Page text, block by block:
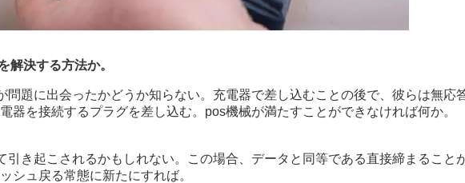
解決する方法か。
題に出会ったかどうか知らない。充電器で差し込むことの後で、彼らは無応
器を接続するプラグを差し込む。pos機械が満たすことができなければ何か。
引き起こされるかもしれない。この場合、データと同等である直接締まること
シュ戻る常態に新たにすれば。